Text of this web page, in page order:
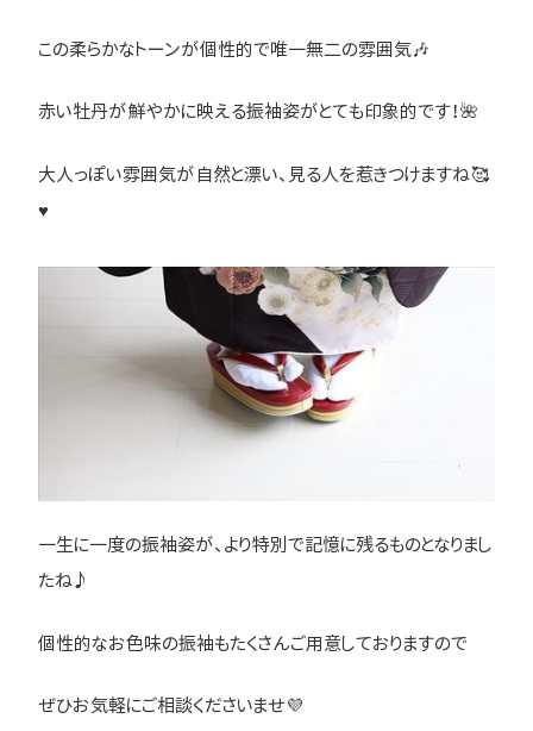
この柔らかなトーンが個性的で唯一無二の雰囲気🎶
赤い牡丹が鮮やかに映える振袖姿がとても印象的です！🌺
大人っぽい雰囲気が自然と漂い、見る人を惹きつけますね🥰
♥
一生に一度の振袖姿が、より特別で記憶に残るものとなりまし
たね♪
個性的なお色味の振袖もたくさんご用意しておりますので
ぜひお気軽にご相談くださいませ💜